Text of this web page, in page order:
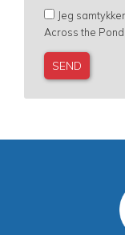
Jeg
Across the Pond